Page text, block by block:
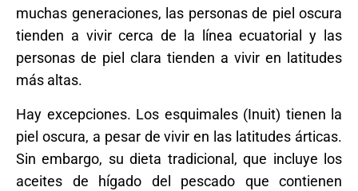
muchas generaciones, las personas de piel oscura
tienden a vivir cerca de la línea ecuatorial y las
personas de piel clara tienden a vivir en latitudes
más altas.
Hay excepciones. Los esquimales (Inuit) tienen la
piel oscura, a pesar de vivir en las latitudes árticas.
Sin embargo, su dieta tradicional, que incluye los
aceites de hígado del pescado que contienen